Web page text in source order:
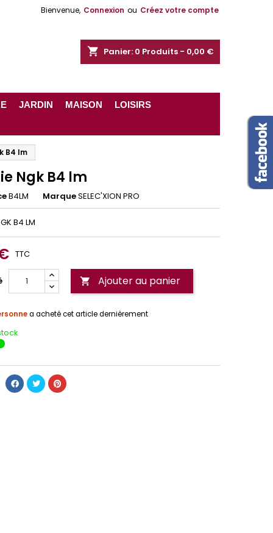
Bienvenue, Connexion ou Créez votre compte
shopping_cart Panier: 0 Produits - 0,00 €
JARDIN MAISON LOISIRS
B4 lm
Ngk B4 lm
B4LM MarqueSELEC'XION PRO
B4 LM
TTC
 Ajouter au panier
a acheté cet article dernièrement